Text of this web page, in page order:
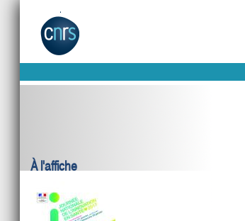
À l'affiche